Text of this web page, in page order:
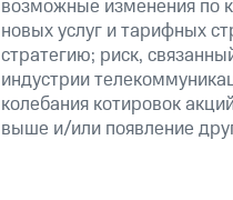
возможные изменения по
новых услуг и тарифных
стратегию; риск,
индустрии
колебания котировок
выше и/или появление